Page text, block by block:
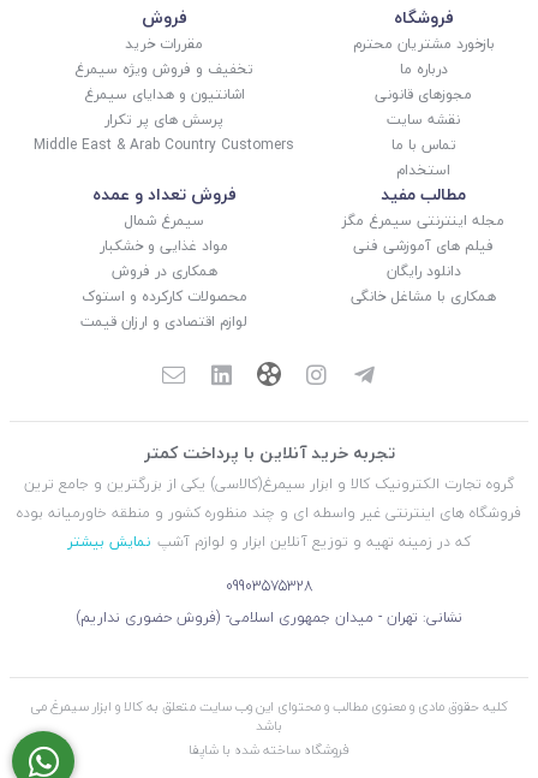
فروشگاه
بازخورد مشتریان محترم
درباره ما
مجوزهای قانونی
نقشه سایت
تماس با ما
استخدام
فروش
مقررات خرید
تخفیف و فروش ویژه سیمرغ
اشانتیون و هدایای سیمرغ
پرسش های پر تکرار
Middle East & Arab Country Customers
مطالب مفید
مجله اینترنتی سیمرغ مگز
فیلم های آموزشی فنی
دانلود رایگان
همکاری با مشاغل خانگی
فروش تعداد و عمده
سیمرغ شمال
مواد غذایی و خشکبار
همکاری در فروش
محصولات کارکرده و استوک
لوازم اقتصادی و ارزان قیمت
تجربه خرید آنلاین با پرداخت کمتر
گروه تجارت الکترونیک کالا و ابزار سیمرغ(کالاسی) یکی از بزرگترین و جامع ترین
فروشگاه های اینترنتی غیر واسطه ای و چند منظوره کشور و منطقه خاورمیانه بوده
که در زمینه تهیه و توزیع آنلاین ابزار و لوازم آشپ نمایش بیشتر
09903575328
نشانی: تهران - میدان جمهوری اسلامی- (فروش حضوری نداریم)
کلیه حقوق مادی و معنوی مطالب و محتوای این وب سایت متعلق به کالا و ابزار سیمرغ می
باشد
فروشگاه ساخته شده با شاپفا